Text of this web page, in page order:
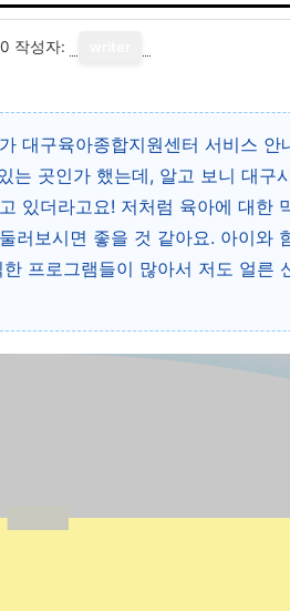
작성자:
대구육아종합지원센터 서비스 안
는 곳인가 했는데, 알고 보니 대구
있더라고요! 저처럼 육아에 대한
러보시면 좋을 것 같아요. 아이와
프로그램들이 많아서 저도 얼른